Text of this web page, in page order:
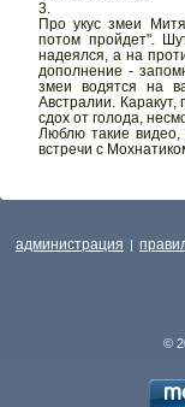
3.
Про укус змеи
потом пройдет".
надеялся, а на
дополнение -
змеи водятся на
Австралии.
сдох от голода,
Люблю такие
встречи с
администрация |
©